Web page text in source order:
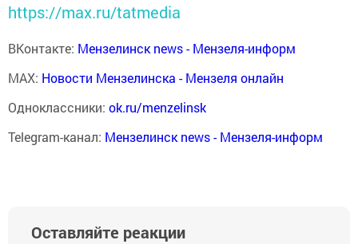
https://max.ru/tatmedia
ВКонтакте: Мензелинск news - Мензеля-информ
MAX: Новости Мензелинска - Мензеля онлайн
Одноклассники: ok.ru/menzelinsk
Telegram-канал: Мензелинск news - Мензеля-информ
Оставляйте реакции